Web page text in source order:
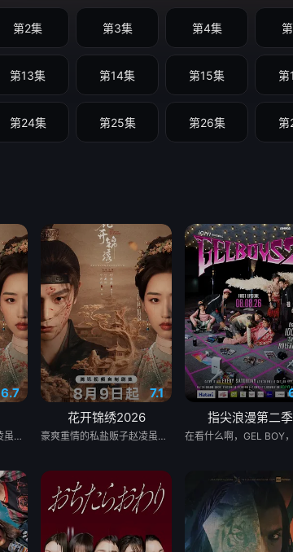
第2集 第3集 第4集
第13集 第14集 第15集 第
第24集 第25集 第26集 第
6.7
豪爽重情的私盐贩子赵凌虽出身草莽，却心怀壮志，他结识了遭人诬陷私通的世家名媛小姐傅庭芸，被迫一起逃亡，二人历经家族与朝廷的重重考验，与命运抗争，终成传奇良缘。 剧集改编自吱吱同名言情小说《花开锦绣》。
7.1
花开锦绣2026
豪爽重情的私盐贩子赵凌虽出身草莽，却心怀壮志，他结识了遭人诬陷私通的世家名媛小姐傅庭芸，被迫一起逃亡，二人历经家族与朝廷的重重考验，与命运抗争，终成传奇良缘。 &nbsp; &nbsp; &nbsp; &nbsp; &nbsp; &nbsp; &nbsp; &nbsp; &nbsp; &nbsp; &nbsp; &nbsp; &nbsp; &nbsp; &nbsp; &nbsp; &nbsp; &nbsp; &nbsp; &nbsp; &nbsp; &nbsp; &nbsp; &nbsp; &nbsp; &nbsp; &nbsp; &nbsp; &nbsp; &nbsp; &nbsp; &nbsp; &nbsp; &nbsp; &nbsp; 剧集改编自吱吱同名言情小说《花开锦绣》。
指尖浪漫第二季